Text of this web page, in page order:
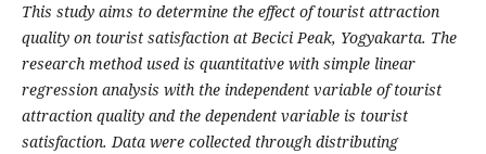
This study aims to determine the effect of tourist attraction
quality on tourist satisfaction at Becici Peak, Yogyakarta. The
research method used is quantitative with simple linear
regression analysis with the independent variable of tourist
attraction quality and the dependent variable is tourist
satisfaction. Data were collected through distributing